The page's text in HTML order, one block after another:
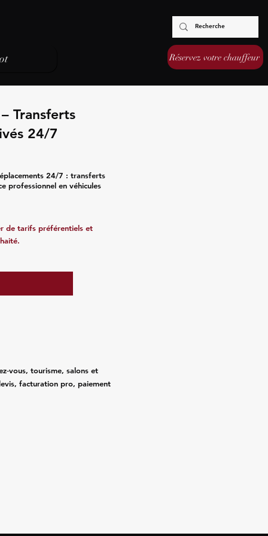
Réservez votre chauffeur
Transferts
24/7
24/7 : transferts
professionnel en véhicules
de tarifs préférentiels et
tourisme, salons et
facturation pro, paiement